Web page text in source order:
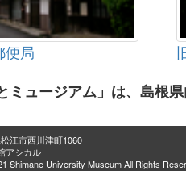
便局
ミュージアム」は、島根
江市西川津町1060
アシカル
Shimane University Museum All Rights